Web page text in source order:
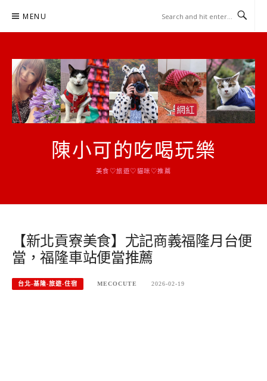
MENU
陳小可的吃喝玩樂
美食♡旅遊♡貓咪♡推薦
【新北貢寮美食】尤記商義福隆月台便
當，福隆車站便當推薦
台北-基隆-旅遊-住宿 MECOCUTE 2026-02-19